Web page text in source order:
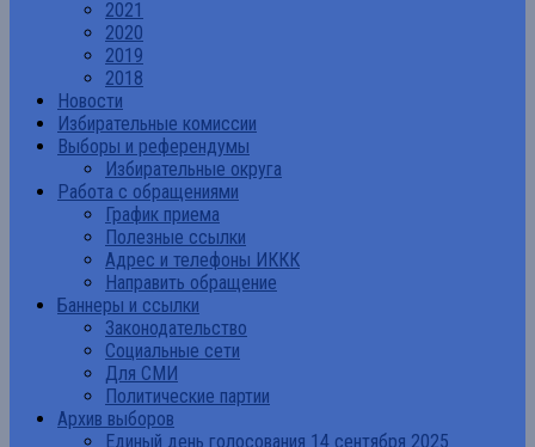
2021
2020
2019
2018
Новости
Избирательные комиссии
Выборы и референдумы
Избирательные округа
Работа с обращениями
График приема
Полезные ссылки
Адрес и телефоны ИККК
Направить обращение
Баннеры и ссылки
Законодательство
Социальные сети
Для СМИ
Политические партии
Архив выборов
Единый день голосования 14 сентября 2025